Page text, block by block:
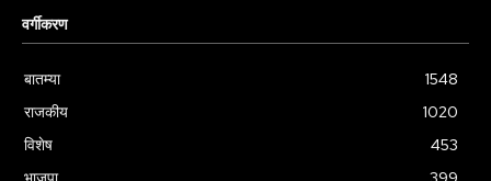
वर्गीकरण
बातम्या
1548
राजकीय
1020
विशेष
453